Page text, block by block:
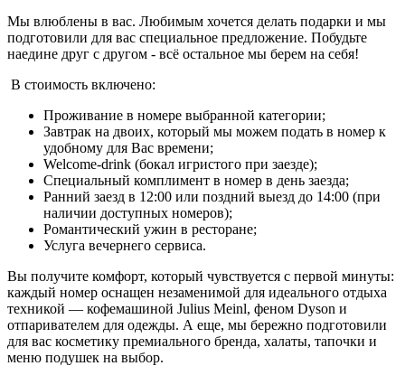
Мы влюблены в вас. Любимым хочется делать подарки и мы
подготовили для вас специальное предложение. Побудьте
наедине друг с другом - всё остальное мы берем на себя!
В стоимость включено:
Проживание в номере выбранной категории;
Завтрак на двоих, который мы можем подать в номер к
удобному для Вас времени;
Welcome-drink (бокал игристого при заезде);
Специальный комплимент в номер в день заезда;
Ранний заезд в 12:00 или поздний выезд до 14:00 (при
наличии доступных номеров);
Романтический ужин в ресторане;
Услуга вечернего сервиса.
Вы получите комфорт, который чувствуется с первой минуты:
каждый номер оснащен незаменимой для идеального отдыха
техникой — кофемашиной Julius Meinl, феном Dyson и
отпаривателем для одежды. А еще, мы бережно подготовили
для вас косметику премиального бренда, халаты, тапочки и
меню подушек на выбор.